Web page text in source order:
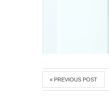
« PREVIOUS POST